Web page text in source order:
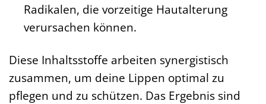
Radikalen, die vorzeitige Hautalterung
verursachen können.
Diese Inhaltsstoffe arbeiten synergistisch
zusammen, um deine Lippen optimal zu
pflegen und zu schützen. Das Ergebnis sind